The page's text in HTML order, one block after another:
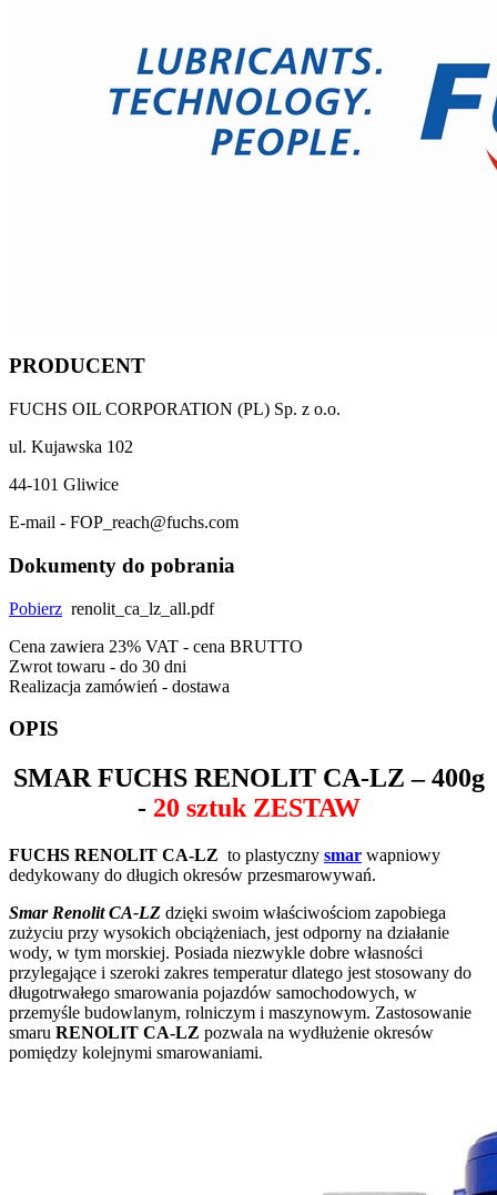
PRODUCENT
FUCHS OIL CORPORATION (PL) Sp. z o.o.
ul. Kujawska 102
44-101 Gliwice
E-mail - FOP_reach@fuchs.com
Dokumenty do pobrania
Pobierz renolit_ca_lz_all.pdf
Cena zawiera 23% VAT - cena BRUTTO
Zwrot towaru - do 30 dni
Realizacja zamówień - dostawa
OPIS
SMAR FUCHS RENOLIT CA-LZ – 400g
- 20 sztuk ZESTAW
FUCHS RENOLIT CA-LZ to plastyczny smar wapniowy
dedykowany do długich okresów przesmarowywań.
Smar Renolit CA-LZ dzięki swoim właściwościom zapobiega
zużyciu przy wysokich obciążeniach, jest odporny na działanie
wody, w tym morskiej. Posiada niezwykle dobre własności
przylegające i szeroki zakres temperatur dlatego jest stosowany do
długotrwałego smarowania pojazdów samochodowych, w
przemyśle budowlanym, rolniczym i maszynowym. Zastosowanie
smaru RENOLIT CA-LZ pozwala na wydłużenie okresów
pomiędzy kolejnymi smarowaniami.